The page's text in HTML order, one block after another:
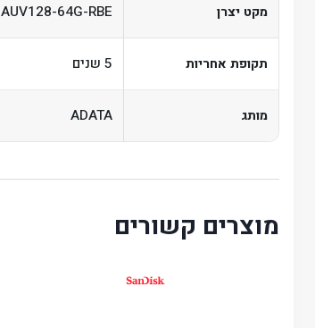
מקט יצרן AUV128-64G-RBE
תקופת אחריות 5 שנים
מותג ADATA
מוצרים קשורים